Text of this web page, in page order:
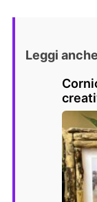
Leggi